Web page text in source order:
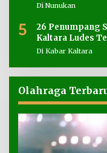
Di Nunukan
5
26 Penumpang
Kaltara Ludes
Di Kabar Kaltara
Olahraga